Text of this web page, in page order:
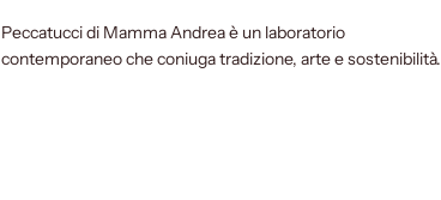
Peccatucci di Mamma Andrea è un laboratorio
contemporaneo che coniuga tradizione, arte e sostenibilità.